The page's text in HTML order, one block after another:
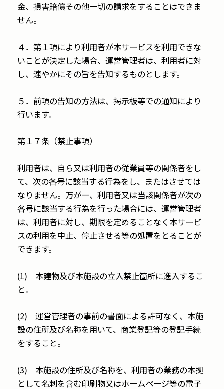
金、損害賠償その他一切の請求をすることはできま
せん。
４．第１項により利用者が本サービスを利用できな
いことが決定した場合、運営管理者は、利用者に対
し、速やかにその旨を告知するものとします。
５．前項の告知の方法は、掲示板等での通知により
行います。
第１７条（禁止事項）
利用者は、自ら又は利用者の従業員等の関係者をし
て、次の各号に該当する行為をし、またはさせては
なりません。万が一、利用者又は当該関係者が次の
各号に該当する行為を行った場合には、運営管理者
は、利用者に対し、期限を定めることなく本サービ
スの利用を中止、停止させる等の処置をとることが
できます。
(1) 本建物及び本施設の立入禁止箇所に進入するこ
と。
(2) 運営管理者の事前の書面による許可なく、本施
設の住所及び名称を用いて、商業登記等の登記手続
をすること。
(3) 本施設の住所及び名称を、利用者の業務の本拠
として名刺を含む印刷物又はホームページ等の電子